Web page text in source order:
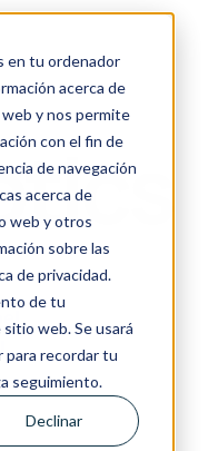
en tu ordenador
acerca de
y nos permite
con el fin de
de navegación
acerca de
web y otros
sobre las
de privacidad.
de tu
web. Se usará
para recordar tu
seguimiento.
Declinar